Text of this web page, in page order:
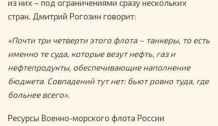
из них – под ограничениями сразу нескольких
стран. Дмитрий Рогозин говорит:
«Почти три четверти этого флота – танкеры, то есть
именно те суда, которые везут нефть, газ и
нефтепродукты, обеспечивающие наполнение
бюджета. Совпадений тут нет: бьют ровно туда, где
больнее всего».
Ресурсы Военно-морского флота России